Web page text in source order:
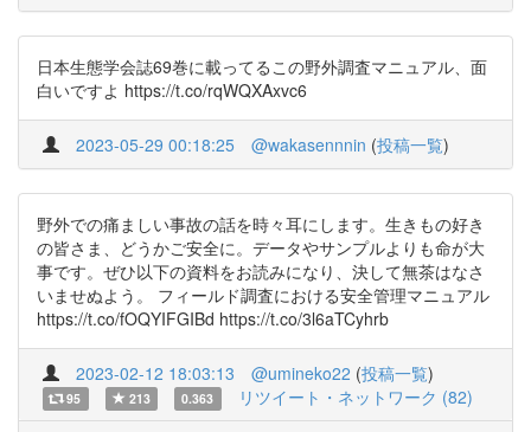
日本生態学会誌69巻に載ってるこの野外調査マニュアル、面
白いですよ https://t.co/rqWQXAxvc6
2023-05-29 00:18:25 @wakasennnin (投稿一覧)
野外での痛ましい事故の話を時々耳にします。生きもの好き
の皆さま、どうかご安全に。データやサンプルよりも命が大
事です。ぜひ以下の資料をお読みになり、決して無茶はなさ
いませぬよう。 フィールド調査における安全管理マニュアル
https://t.co/fOQYIFGIBd https://t.co/3l6aTCyhrb
2023-02-12 18:03:13 @umineko22 (投稿一覧)
95 213 0.363 リツイート・ネットワーク (82)